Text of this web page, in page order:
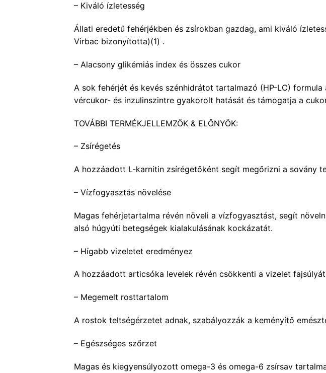
– Kiváló ízletesség
Állati eredetű fehérjékben és zsírokban gazdag, ami kiváló
Virbac bizonyította)(1) .
– Alacsony glikémiás index és összes cukor
A sok fehérjét és kevés szénhidrátot tartalmazó (HP-LC)
vércukor- és inzulinszintre gyakorolt hatását és támogatja a
TOVÁBBI TERMÉKJELLEMZŐK & ELŐNYÖK:
– Zsírégetés
A hozzáadott L-karnitin zsírégetőként segít megőrizni a sovány
– Vízfogyasztás növelése
Magas fehérjetartalma révén növeli a vízfogyasztást, segít
alsó húgyúti betegségek kialakulásának kockázatát.
– Hígabb vizeletet eredményez
A hozzáadott articsóka levelek révén csökkenti a vizelet
– Megemelt rosttartalom
A rostok teltségérzetet adnak, szabályozzák a keményítő
– Egészséges szőrzet
Magas és kiegyensúlyozott omega-3 és omega-6 zsírsav